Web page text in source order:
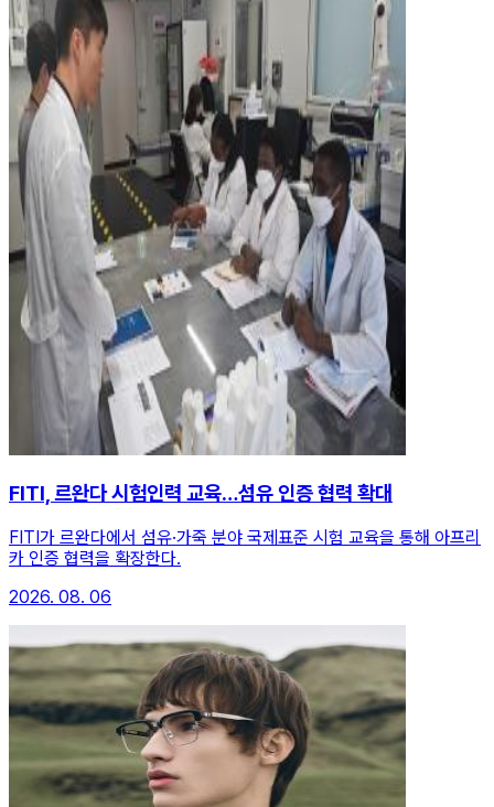
FITI, 르완다 시험인력 교육…섬유 인증 협력 확대
FITI가 르완다에서 섬유·가죽 분야 국제표준 시험 교육을 통해 아프리
카 인증 협력을 확장한다.
2026. 08. 06